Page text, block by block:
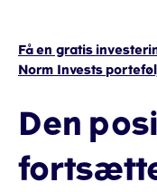
Få en gratis
Norm Invests
Den